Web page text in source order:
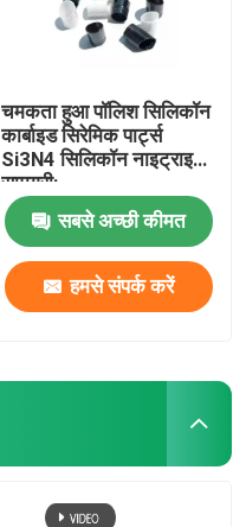
चमकता हुआ पॉलिश सिलिकॉन
कार्बाइड सिरेमिक पार्ट्स
Si3N4 सिलिकॉन नाइट्राइड
सामग्री:
सबसे अच्छी कीमत
हमसे संपर्क करें